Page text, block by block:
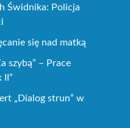
Świdnika: Policja
się nad matką
szybą” – Prace
II”
„Dialog strun” w